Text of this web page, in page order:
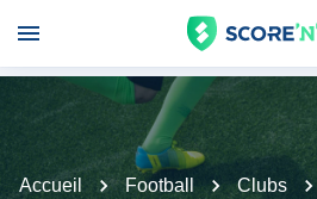
Accueil Football
Clubs